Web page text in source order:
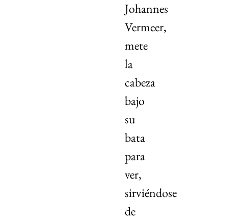
Johannes
Vermeer,
mete
la
cabeza
bajo
su
bata
para
ver,
sirviéndose
de